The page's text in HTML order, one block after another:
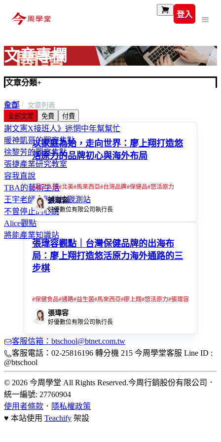
登入
文章專欄
文章分類+
全部
富玩家
謝文憲X接班人》迷惘中年幫幫忙
暖神凱哥的觀察焦點
徐黎芳的觀察焦點
張捷產業研究教室
容我直說
TBA的藝術生活
王宇老師金融科技觀測站
不曾停止的心跳
Alice觀點
將能產業知識站
首頁
文章列表
全部文章
免費 付費
以家庭為始，走向世界：廖上翔打造悠
活原力的品牌初心與海外布局
#員工入股#北美#馬來西亞#台灣品牌#保健品#悠活原力
張瑋容
好優數位有限公司執行長
張瑋容觀點｜台灣保健品牌的出海布
局：廖上翔打造悠活原力海外通路的三
步棋
#保健食品#通路#益生菌#馬來西亞#廖上翔#悠活原力#張瑋容
張瑋容
好優數位有限公司執行長
客服信箱：btschool@btnet.com.tw
客服電話：02-25816196 轉分機 215 今周學堂客服 Line ID :
@btschool
© 2026 今周學堂 All Rights Reserved.今周行銷股份有限公司 ．
統一編號: 27760904
使用者條款 ． 隱私權政策
♥ 本站使用 Teachify 架設